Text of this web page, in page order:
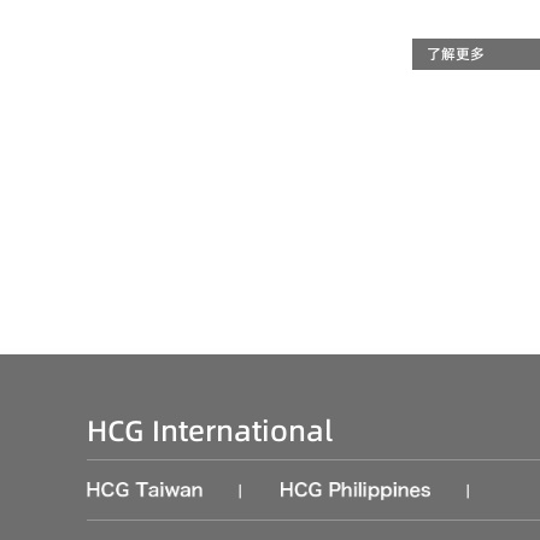
了解更多
HCG International
| |